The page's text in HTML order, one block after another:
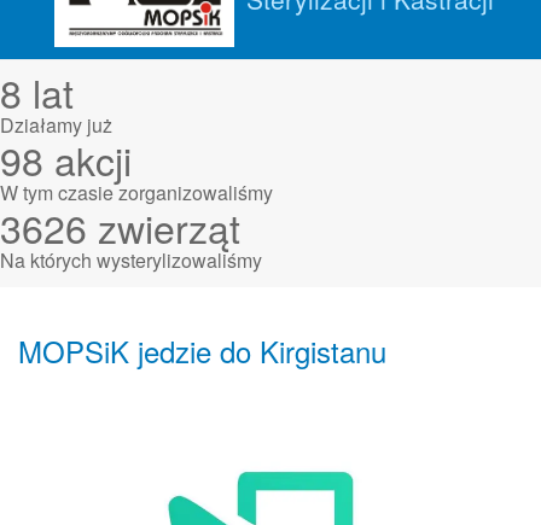
8 lat
Działamy już
98 akcji
W tym czasie zorganizowaliśmy
3626 zwierząt
Na których wysterylizowaliśmy
MOPSiK jedzie do Kirgistanu